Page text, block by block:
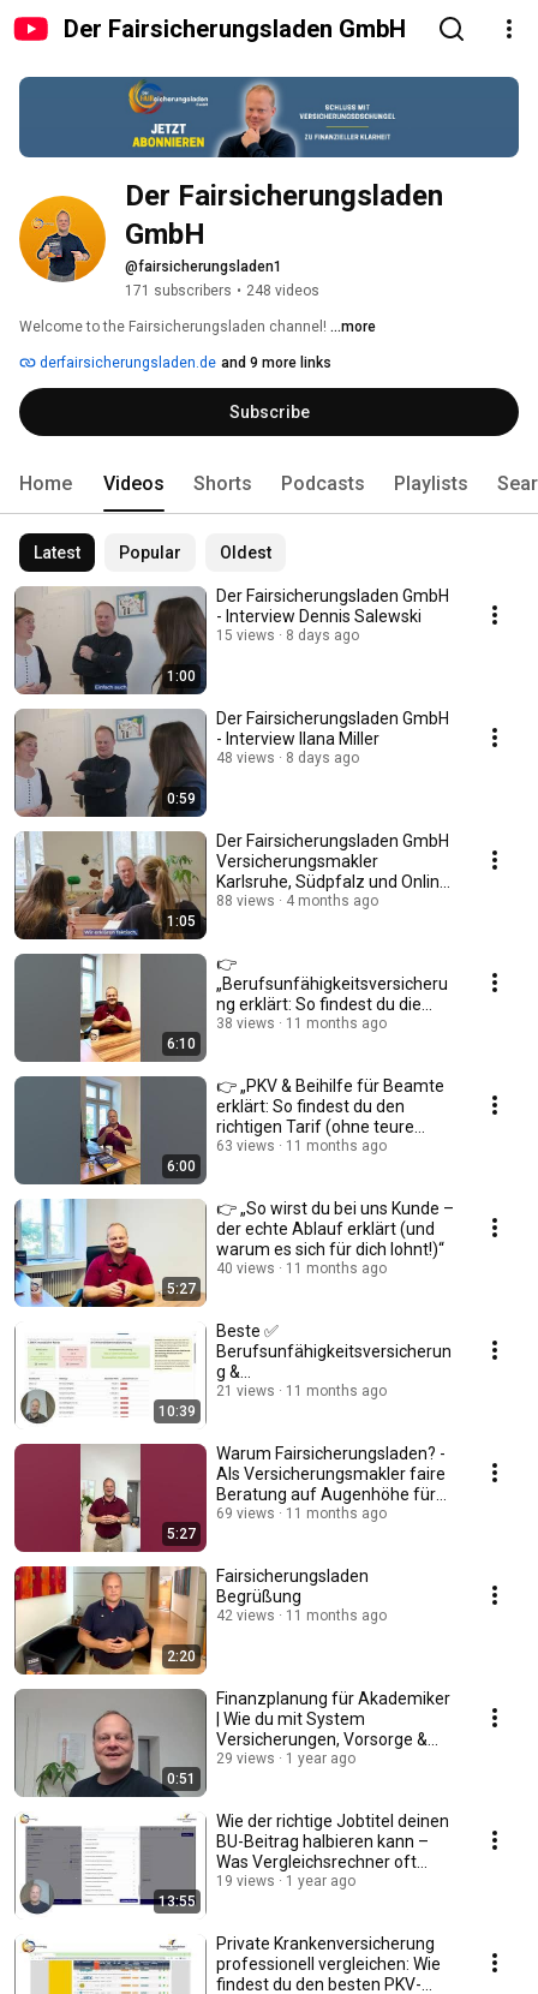
Der Fairsicherungsladen GmbH
Der Fairsicherungsladen
GmbH
@fairsicherungsladen1
171 subscribers • 248 videos
Welcome to the Fairsicherungsladen channel! ...more
derfairsicherungsladen.de and 9 more links
Subscribe
Home Videos Shorts Podcasts Playlists
Latest Popular Oldest
1:00
Der Fairsicherungsladen GmbH
- Interview Dennis Salewski
15 views 8 days ago
0:59
Der Fairsicherungsladen GmbH
- Interview Ilana Miller
48 views 8 days ago
1:05
Der Fairsicherungsladen GmbH
Versicherungsmakler
Karlsruhe, Südpfalz und Online
für BU, PKV, Rente
88 views 4 months ago
6:10
👉
„Berufsunfähigkeitsversicheru
ng erklärt: So findest du die
perfekte BU (ohne teure
38 views 11 months ago
6:00
👉 „PKV & Beihilfe für Beamte
erklärt: So findest du den
richtigen Tarif (ohne teure
Fehler!)“
63 views 11 months ago
5:27
👉 „So wirst du bei uns Kunde –
der echte Ablauf erklärt (und
warum es sich für dich lohnt!)“
40 views 11 months ago
10:39
Beste ✅
Berufsunfähigkeitsversicherun
g &
Dienstunfähigkeitsversicherun
21 views 11 months ago
5:27
Warum Fairsicherungsladen? -
Als Versicherungsmakler faire
Beratung auf Augenhöhe für
deinen Benefit
69 views 11 months ago
2:20
Fairsicherungsladen
Begrüßung
42 views 11 months ago
0:51
Finanzplanung für Akademiker
| Wie du mit System
Versicherungen, Vorsorge &
Vermögen meisterst!
29 views 1 year ago
13:55
Wie der richtige Jobtitel deinen
BU-Beitrag halbieren kann –
Was Vergleichsrechner oft
verschweigen.
19 views 1 year ago
Private Krankenversicherung
professionell vergleichen: Wie
findest du den besten PKV-